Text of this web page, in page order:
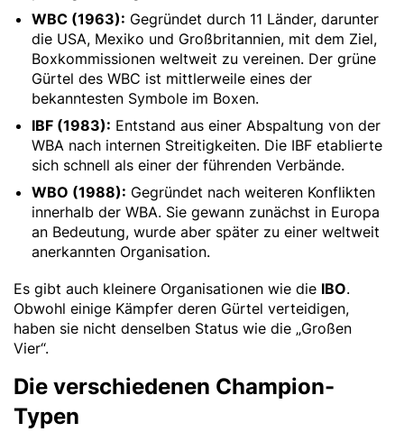
WBC (1963): Gegründet durch 11 Länder, darunter
die USA, Mexiko und Großbritannien, mit dem Ziel,
Boxkommissionen weltweit zu vereinen. Der grüne
Gürtel des WBC ist mittlerweile eines der
bekanntesten Symbole im Boxen.
IBF (1983): Entstand aus einer Abspaltung von der
WBA nach internen Streitigkeiten. Die IBF etablierte
sich schnell als einer der führenden Verbände.
WBO (1988): Gegründet nach weiteren Konflikten
innerhalb der WBA. Sie gewann zunächst in Europa
an Bedeutung, wurde aber später zu einer weltweit
anerkannten Organisation.
Es gibt auch kleinere Organisationen wie die IBO.
Obwohl einige Kämpfer deren Gürtel verteidigen,
haben sie nicht denselben Status wie die „Großen
Vier“.
Die verschiedenen Champion-
Typen